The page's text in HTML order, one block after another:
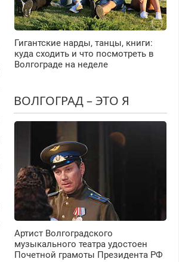
Гигантские нарды, танцы, книги:
куда сходить и что посмотреть в
Волгограде на неделе
ВОЛГОГРАД – ЭТО Я
Артист Волгоградского
музыкального театра удостоен
Почетной грамоты Президента РФ